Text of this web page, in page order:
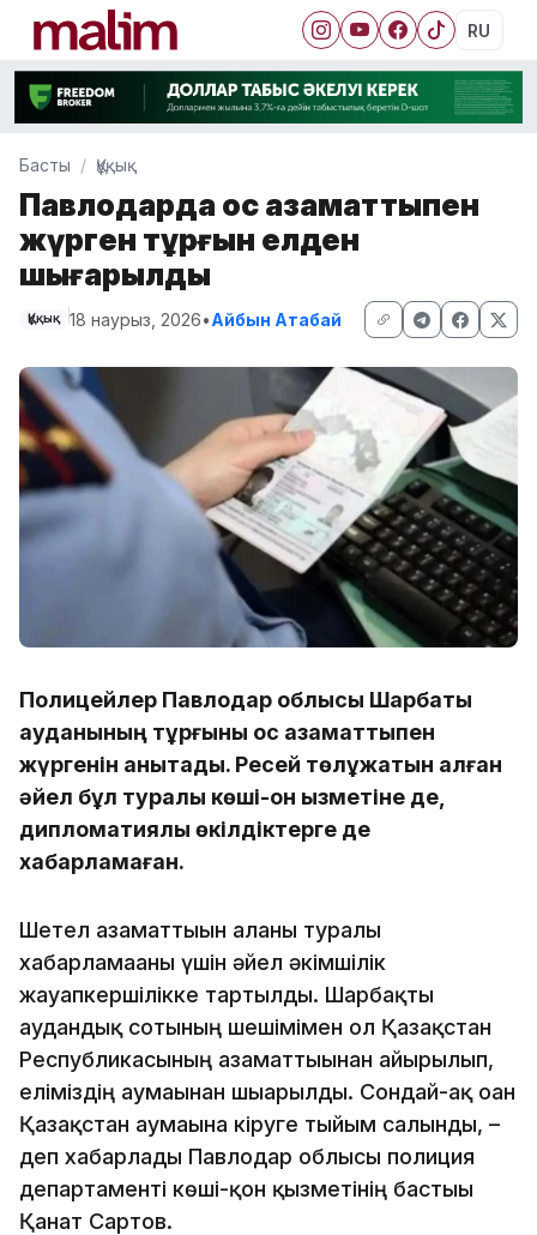
RU
Басты Құқық
Павлодарда қос азаматтықпен
жүрген тұрғын елден
шығарылды
Құқық 18 наурыз, 2026•Айбын Атабай
Полицейлер Павлодар облысы Шарбақты
ауданының тұрғыны қос азаматтықпен
жүргенін анықтады. Ресей төлқұжатын алған
әйел бұл туралы көші-қон қызметіне де,
дипломатиялық өкілдіктерге де
хабарламаған.
Шетел азаматтығын алғаны туралы
хабарламағаны үшін әйел әкімшілік
жауапкершілікке тартылды. Шарбақты
аудандық сотының шешімімен ол Қазақстан
Республикасының азаматтығынан айырылып,
еліміздің аумағынан шығарылды. Сондай-ақ оған
Қазақстан аумағына кіруге тыйым салынды, –
деп хабарлады Павлодар облысы полиция
департаменті көші-қон қызметінің бастығы
Қанат Сартов.